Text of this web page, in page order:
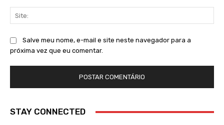
Salve meu nome, e-mail e site neste navegador para a
próxima vez que eu comentar.
STAY CONNECTED